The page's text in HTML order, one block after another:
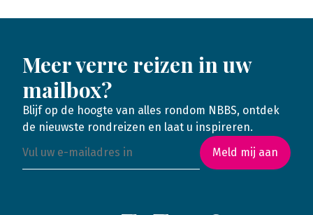
Meer verre reizen in uw
mailbox?
Blijf op de hoogte van alles rondom NBBS, ontdek
de nieuwste rondreizen en laat u inspireren.
Meld mij aan